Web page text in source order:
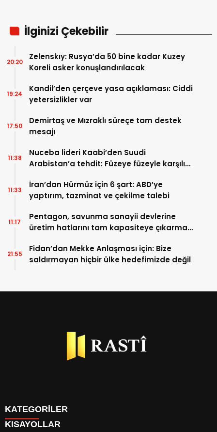
İlginizi Çekebilir
Zelenskıy: Rusya’da 50 bine kadar Kuzey
Koreli asker konuşlandırılacak
20:20
Kandil’den çerçeve yasa açıklaması: Ciddi
yetersizlikler var
19:24
Demirtaş ve Mızraklı süreçe tam destek
mesajı
17:50
Nuceba lideri Kaabi’den Suudi
Arabistan’a tehdit: Füzeye füzeyle karşılık
11:38
İran’dan Hürmüz için 6 şart: ABD’ye
yaptırım, tazminat ve çekilme talebi
11:33
Pentagon, savunma sanayii devlerine
üretim hatlarını tam kapasiteye çıkarma
11:17
Fidan’dan Mekke Anlaşması için: Bize
saldırmayan hiçbir ülke hedefimizde değil
21:55
KATEGORİLER
KISAYOLLAR